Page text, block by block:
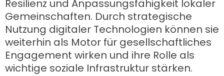
Resilienz und Anpassungsfähigkeit lokaler
Gemeinschaften. Durch strategische
Nutzung digitaler Technologien können sie
weiterhin als Motor für gesellschaftliches
Engagement wirken und ihre Rolle als
wichtige soziale Infrastruktur stärken.